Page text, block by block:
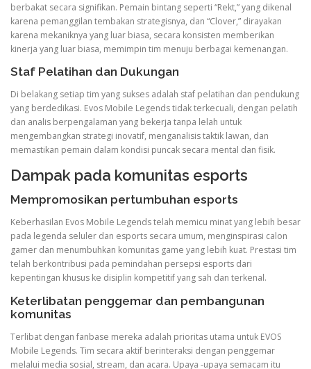
berbakat secara signifikan. Pemain bintang seperti “Rekt,” yang dikenal
karena pemanggilan tembakan strategisnya, dan “Clover,” dirayakan
karena mekaniknya yang luar biasa, secara konsisten memberikan
kinerja yang luar biasa, memimpin tim menuju berbagai kemenangan.
Staf Pelatihan dan Dukungan
Di belakang setiap tim yang sukses adalah staf pelatihan dan pendukung
yang berdedikasi. Evos Mobile Legends tidak terkecuali, dengan pelatih
dan analis berpengalaman yang bekerja tanpa lelah untuk
mengembangkan strategi inovatif, menganalisis taktik lawan, dan
memastikan pemain dalam kondisi puncak secara mental dan fisik.
Dampak pada komunitas esports
Mempromosikan pertumbuhan esports
Keberhasilan Evos Mobile Legends telah memicu minat yang lebih besar
pada legenda seluler dan esports secara umum, menginspirasi calon
gamer dan menumbuhkan komunitas game yang lebih kuat. Prestasi tim
telah berkontribusi pada pemindahan persepsi esports dari
kepentingan khusus ke disiplin kompetitif yang sah dan terkenal.
Keterlibatan penggemar dan pembangunan
komunitas
Terlibat dengan fanbase mereka adalah prioritas utama untuk EVOS
Mobile Legends. Tim secara aktif berinteraksi dengan penggemar
melalui media sosial, stream, dan acara. Upaya -upaya semacam itu